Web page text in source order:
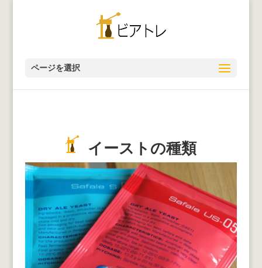
ページを選択
イーストの種類